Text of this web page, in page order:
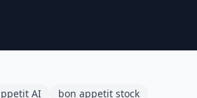
AI
bon appetit stock